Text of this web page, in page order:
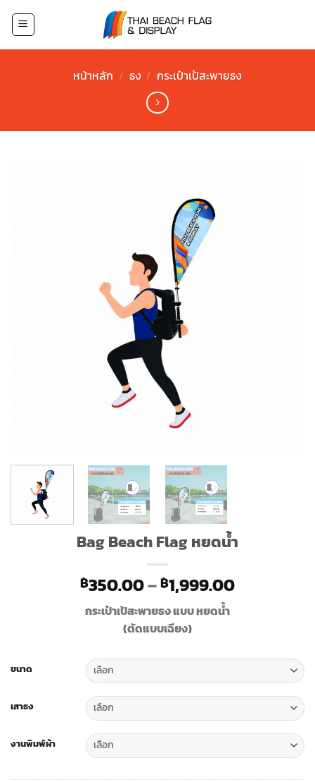
หน้าหลัก / ธง / กระเป๋าเป้สะพายธง
Bag Beach Flag หยดน้ำ
฿350.00–฿1,999.00Price
กระเป๋าเป้สะพายธง แบบ หยดน้ำ
(ตัดแบบเฉียง)
ขนาด
เสาธง
งานพิมพ์ผ้า